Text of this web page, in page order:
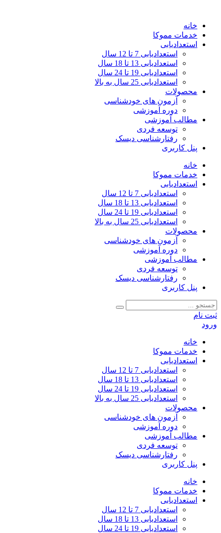
خانه
خدمات مموکا
استعدادیابی
استعدادیابی 7 تا 12 سال
استعدادیابی 13 تا 18 سال
استعدادیابی 19 تا 24 سال
استعدادیابی 25 سال به بالا
محصولات
آزمون‌ های خودشناسی
دوره آموزشی
مطالب آموزشی
توسعه فردی
رفتارشناسی دیسک
پنل کاربری
خانه
خدمات مموکا
استعدادیابی
استعدادیابی 7 تا 12 سال
استعدادیابی 13 تا 18 سال
استعدادیابی 19 تا 24 سال
استعدادیابی 25 سال به بالا
محصولات
آزمون‌ های خودشناسی
دوره آموزشی
مطالب آموزشی
توسعه فردی
رفتارشناسی دیسک
پنل کاربری
ثبت نام
ورود
خانه
خدمات مموکا
استعدادیابی
استعدادیابی 7 تا 12 سال
استعدادیابی 13 تا 18 سال
استعدادیابی 19 تا 24 سال
استعدادیابی 25 سال به بالا
محصولات
آزمون‌ های خودشناسی
دوره آموزشی
مطالب آموزشی
توسعه فردی
رفتارشناسی دیسک
پنل کاربری
خانه
خدمات مموکا
استعدادیابی
استعدادیابی 7 تا 12 سال
استعدادیابی 13 تا 18 سال
استعدادیابی 19 تا 24 سال